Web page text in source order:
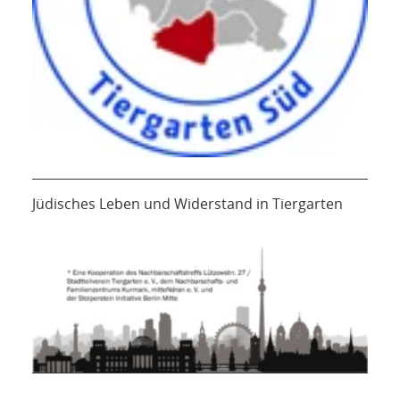
Jüdisches Leben und Widerstand in Tiergarten